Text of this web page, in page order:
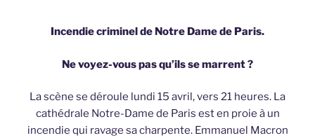
Incendie criminel de Notre Dame de Paris.
Ne voyez-vous pas qu’ils se marrent ?
La scène se déroule lundi 15 avril, vers 21 heures. La
cathédrale Notre-Dame de Paris est en proie à un
incendie qui ravage sa charpente. Emmanuel Macron